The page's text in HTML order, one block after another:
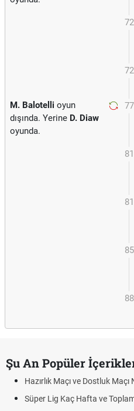
M. Balotelli oyun
dışında. Yerine D. Diaw
oyunda.
Şu An Popüler
Hazırlık Maçı ve Dostluk
Süper Lig Kaç Hafta ve